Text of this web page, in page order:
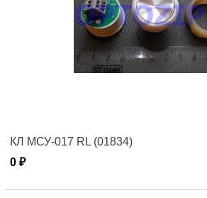
КЛ МСУ-017 RL (01834)
0 ₽